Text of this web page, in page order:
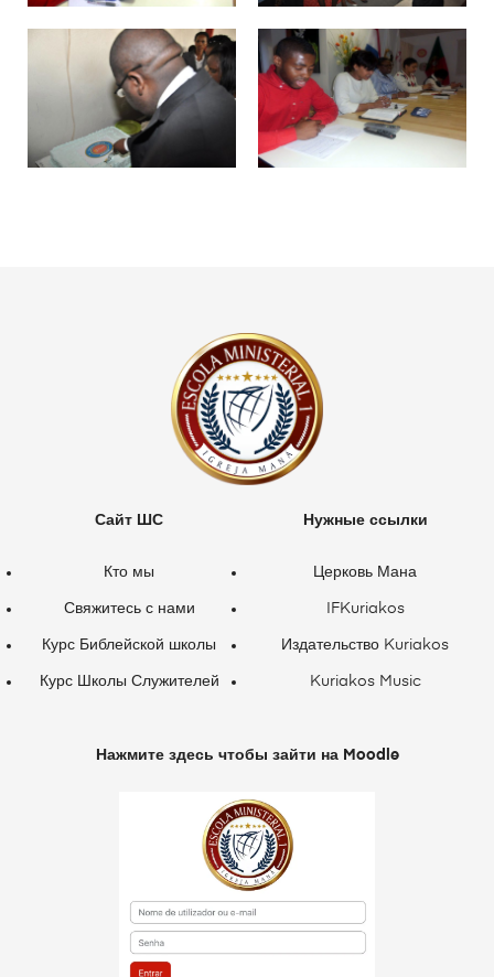
Сайт ШС
Кто мы
Свяжитесь с нами
Курс Библейской школы
Курс Школы Служителей
Нужные ссылки
Церковь Мана
IFKuriakos
Издательство Kuriakos
Kuriakos Music
Нажмите здесь чтобы зайти на Moodle